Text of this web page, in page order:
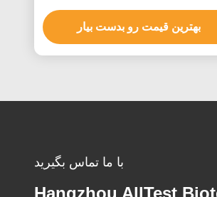
بهترین قیمت رو بدست بیار
با ما تماس بگیرید
Hangzhou AllTest